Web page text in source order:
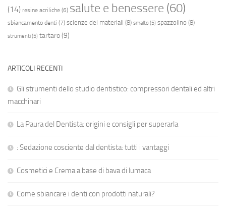
(14) resine acriliche (6) salute e benessere (60)
sbiancamento denti (7) scienze dei materiali (8) smalto(5) spazzolino (8)
strumenti(5) tartaro(9)
ARTICOLI RECENTI
Gli strumenti dello studio dentistico: compressori dentali ed altri
macchinari
La Paura del Dentista: origini e consigli per superarla
: Sedazione cosciente dal dentista: tutti i vantaggi
Cosmetici e Crema a base di bava di lumaca
Come sbiancare i denti con prodotti naturali?